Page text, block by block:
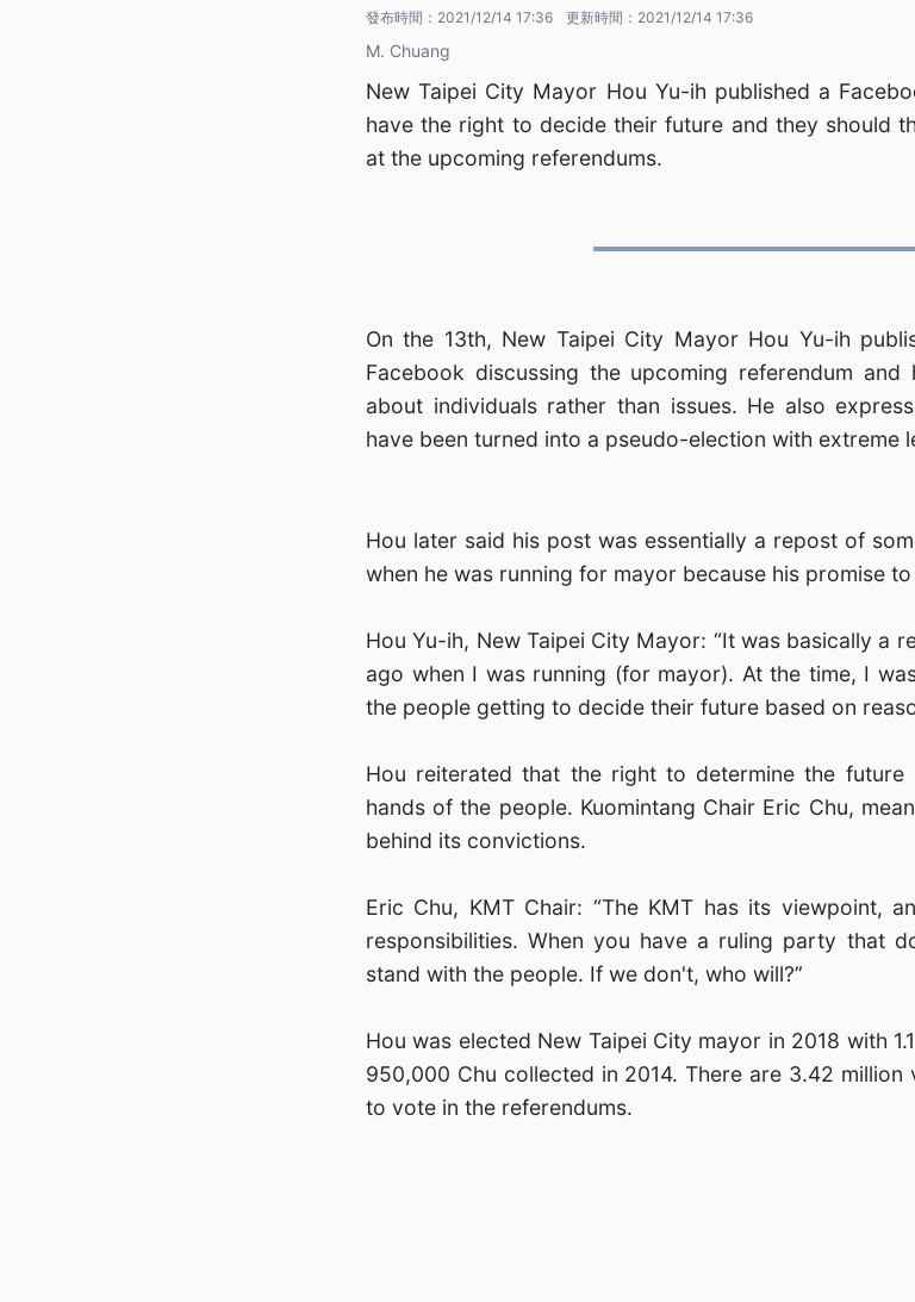
發布時間： 2021/12/14 17:36 更新時間： 2021/12/14 17:36
M. Chuang
New Taipei City Mayor Hou Yu-ih published a
have the right to decide their future and they should
at the upcoming referendums.
On the 13th, New Taipei City Mayor Hou Yu-ih
Facebook discussing the upcoming referendum
about individuals rather than issues. He also
have been turned into a pseudo-election with extreme
Hou later said his post was essentially a repost of
when he was running for mayor because his promise
Hou Yu-ih, New Taipei City Mayor: “It was basically a
ago when I was running (for mayor). At the time, I
the people getting to decide their future based on
Hou reiterated that the right to determine the
hands of the people. Kuomintang Chair Eric Chu,
behind its convictions.
Eric Chu, KMT Chair: “The KMT has its viewpoint,
responsibilities. When you have a ruling party that
stand with the people. If we don't, who will?”
Hou was elected New Taipei City mayor in 2018 with
950,000 Chu collected in 2014. There are 3.42
to vote in the referendums.